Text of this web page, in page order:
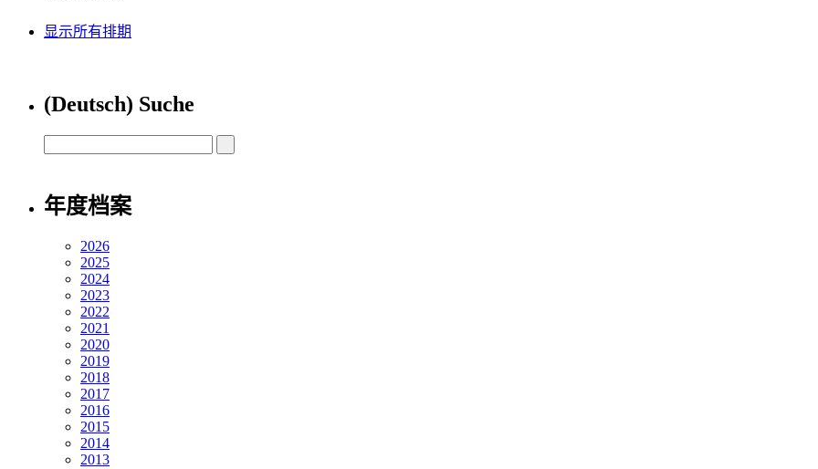
显示所有排期
(Deutsch) Suche
年度档案
2026
2025
2024
2023
2022
2021
2020
2019
2018
2017
2016
2015
2014
2013